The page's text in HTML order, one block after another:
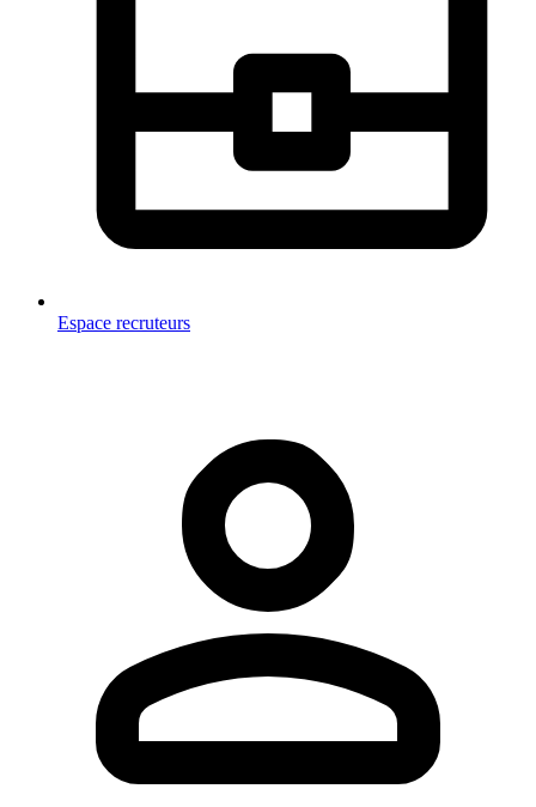
Espace recruteurs